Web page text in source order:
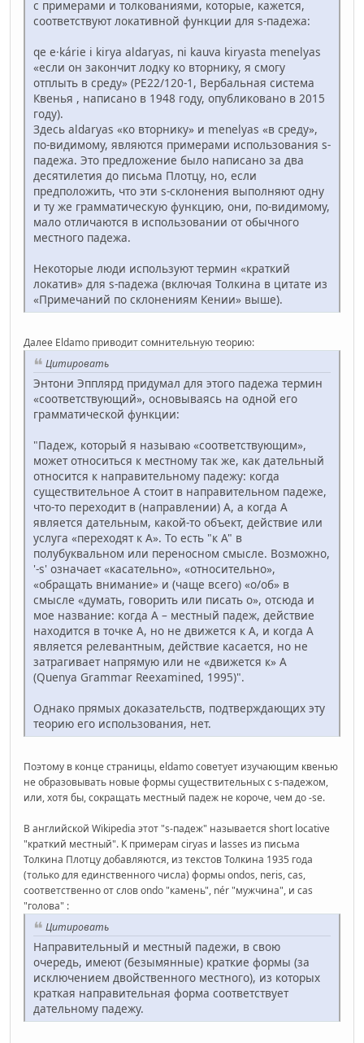
с примерами и толкованиями, которые, кажется,
соответствуют локативной функции для s-падежа:
qe e·kárie i kirya aldaryas, ni kauva kiryasta menelyas
«если он закончит лодку ко вторнику, я смогу
отплыть в среду» (PE22/120-1, Вербальная система
Квенья , написано в 1948 году, опубликовано в 2015
году).
Здесь aldaryas «ко вторнику» и menelyas «в среду»,
по-видимому, являются примерами использования s-
падежа. Это предложение было написано за два
десятилетия до письма Плотцу, но, если
предположить, что эти s-склонения выполняют одну
и ту же грамматическую функцию, они, по-видимому,
мало отличаются в использовании от обычного
местного падежа.
Некоторые люди используют термин «краткий
локатив» для s-падежа (включая Толкина в цитате из
«Примечаний по склонениям Кении» выше).
Далее Eldamo приводит сомнительную теорию:
Цитировать
Энтони Эпплярд придумал для этого падежа термин
«соответствующий», основываясь на одной его
грамматической функции:
"Падеж, который я называю «соответствующим»,
может относиться к местному так же, как дательный
относится к направительному падежу: когда
существительное А стоит в направительном падеже,
что-то переходит в (направлении) А, а когда А
является дательным, какой-то объект, действие или
услуга «переходят к А». То есть "к A" в
полубуквальном или переносном смысле. Возможно,
'-s' означает «касательно», «относительно»,
«обращать внимание» и (чаще всего) «о/об» в
смысле «думать, говорить или писать о», отсюда и
мое название: когда А – местный падеж, действие
находится в точке А, но не движется к А, и когда А
является релевантным, действие касается, но не
затрагивает напрямую или не «движется к» A
(Quenya Grammar Reexamined, 1995)".
Однако прямых доказательств, подтверждающих эту
теорию его использования, нет.
Поэтому в конце страницы, eldamo советует изучающим квенью
не образовывать новые формы существительных с s-падежом,
или, хотя бы, сокращать местный падеж не короче, чем до -se.
В английской Wikipedia этот "s-падеж" называется short locative
"краткий местный". К примерам ciryas и lasses из письма
Толкина Плотцу добавляются, из текстов Толкина 1935 года
(только для единственного числа) формы ondos, neris, cas,
соответственно от слов ondo "камень", nér "мужчина", и cas
"голова" :
Цитировать
Направительный и местный падежи, в свою
очередь, имеют (безымянные) краткие формы (за
исключением двойственного местного), из которых
краткая направительная форма соответствует
дательному падежу.